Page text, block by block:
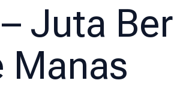
Juta
Manas